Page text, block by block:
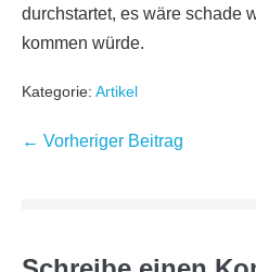
durchstartet, es wäre schade
kommen würde.
Kategorie: Artikel
Beitragsnavigation
← Vorheriger Beitrag